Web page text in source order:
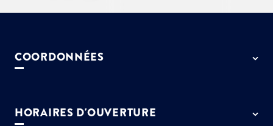
COORDONNÉES
01 64 13 55 55
HORAIRES D'OUVERTURE